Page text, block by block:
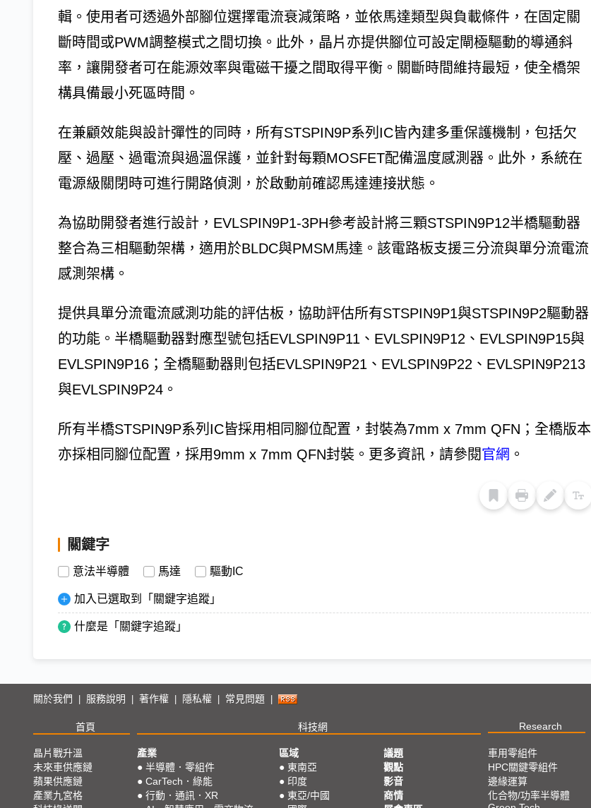
輯。使用者可透過外部腳位選擇電流衰減策略，並依馬達類型與負載條件，在固定關
斷時間或PWM調整模式之間切換。此外，晶片亦提供腳位可設定閘極驅動的導通斜
率，讓開發者可在能源效率與電磁干擾之間取得平衡。關斷時間維持最短，使全橋架
構具備最小死區時間。
在兼顧效能與設計彈性的同時，所有STSPIN9P系列IC皆內建多重保護機制，包括欠
壓、過壓、過電流與過溫保護，並針對每顆MOSFET配備溫度感測器。此外，系統在
電源級關閉時可進行開路偵測，於啟動前確認馬達連接狀態。
為協助開發者進行設計，EVLSPIN9P1-3PH參考設計將三顆STSPIN9P12半橋驅動器
整合為三相驅動架構，適用於BLDC與PMSM馬達。該電路板支援三分流與單分流電流
感測架構。
提供具單分流電流感測功能的評估板，協助評估所有STSPIN9P1與STSPIN9P2驅動器
的功能。半橋驅動器對應型號包括EVLSPIN9P11、EVLSPIN9P12、EVLSPIN9P15與
EVLSPIN9P16；全橋驅動器則包括EVLSPIN9P21、EVLSPIN9P22、EVLSPIN9P213
與EVLSPIN9P24。
所有半橋STSPIN9P系列IC皆採用相同腳位配置，封裝為7mm x 7mm QFN；全橋版本
亦採相同腳位配置，採用9mm x 7mm QFN封裝。更多資訊，請參閱官網 。
關鍵字
意法半導體 馬達 驅動IC
加入已選取到「關鍵字追蹤」
什麼是「關鍵字追蹤」
關於我們 服務說明 著作權 隱私權 常見問題
首頁 科技網 Research
晶片戰升溫
未來車供應鏈
蘋果供應鏈
產業九宮格
產業
● 半導體．零組件
● CarTech．綠能
● 行動．通訊．XR
區域
● 東南亞
● 印度
● 東亞/中國
議題
觀點
影音
商情
車用零組件
HPC關鍵零組件
邊緣運算
化合物/功率半導體